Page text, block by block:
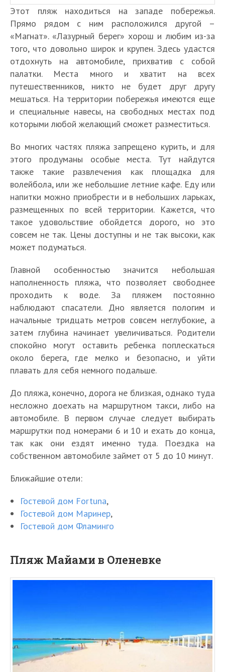
Этот пляж находиться на западе побережья.
Прямо рядом с ним расположился другой –
«Магнат». «Лазурный берег» хорош и любим из-за
того, что довольно широк и крупен. Здесь удастся
отдохнуть на автомобиле, прихватив с собой
палатки. Места много и хватит на всех
путешественников, никто не будет друг другу
мешаться. На территории побережья имеются еще
и специальные навесы, на свободных местах под
которыми любой желающий сможет разместиться.
Во многих частях пляжа запрещено курить, и для
этого продуманы особые места. Тут найдутся
также такие развлечения как площадка для
волейбола, или же небольшие летние кафе. Еду или
напитки можно приобрести и в небольших ларьках,
размещенных по всей территории. Кажется, что
такое удовольствие обойдется дорого, но это
совсем не так. Цены доступны и не так высоки, как
может подуматься.
Главной особенностью значится небольшая
наполненность пляжа, что позволяет свободнее
проходить к воде. За пляжем постоянно
наблюдают спасатели. Дно является пологим и
начальные тридцать метров совсем неглубокие, а
затем глубина начинает увеличиваться. Родители
спокойно могут оставить ребенка поплескаться
около берега, где мелко и безопасно, и уйти
плавать для себя немного подальше.
До пляжа, конечно, дорога не близкая, однако туда
несложно доехать на маршрутном такси, либо на
автомобиле. В первом случае следует выбирать
маршрутки под номерами 6 и 10 и ехать до конца,
так как они ездят именно туда. Поездка на
собственном автомобиле займет от 5 до 10 минут.
Ближайшие отели:
Гостевой дом Fortuna,
Гостевой дом Маринер,
Гостевой дом Фламинго
Пляж Майами в Оленевке